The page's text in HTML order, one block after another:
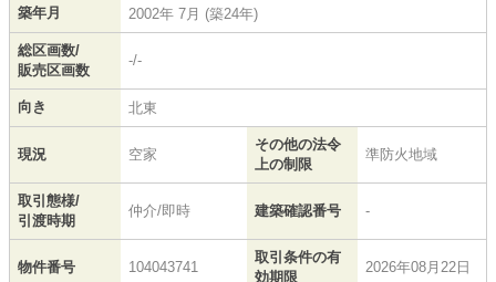
築年月 2002年 7月 (築24年)
総区画数/
販売区画数
-/-
向き 北東
現況 空家
その他の法令
上の制限
準防火地域
取引態様/
引渡時期
仲介/即時 建築確認番号 -
物件番号 104043741
取引条件の有
効期限
2026年08月22日